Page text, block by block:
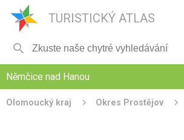
TURISTICKÝ ATLAS

Němčice nad Hanou
Olomoucký kraj Okres Prostějov